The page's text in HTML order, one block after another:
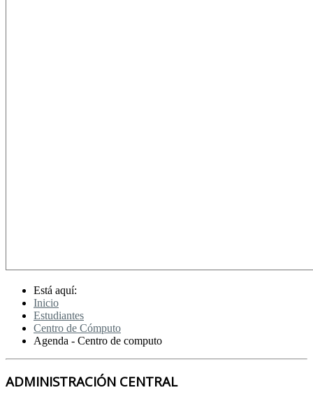
Está aquí:
Inicio
Estudiantes
Centro de Cómputo
Agenda - Centro de computo
ADMINISTRACIÓN CENTRAL